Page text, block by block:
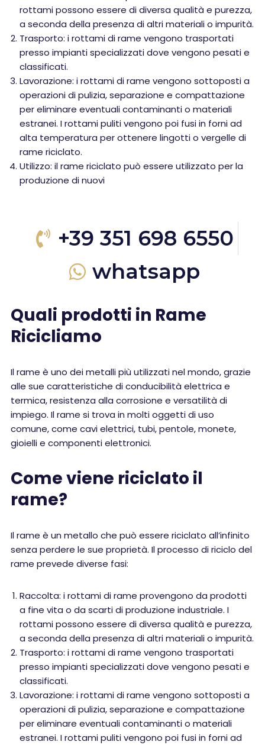
rottami possono essere di diversa qualità e purezza,
a seconda della presenza di altri materiali o impurità.
Trasporto: i rottami di rame vengono trasportati
presso impianti specializzati dove vengono pesati e
classificati.
Lavorazione: i rottami di rame vengono sottoposti a
operazioni di pulizia, separazione e compattazione
per eliminare eventuali contaminanti o materiali
estranei. I rottami puliti vengono poi fusi in forni ad
alta temperatura per ottenere lingotti o vergelle di
rame riciclato.
Utilizzo: il rame riciclato può essere utilizzato per la
produzione di nuovi
+39 351 698 6550
whatsapp
Quali prodotti in Rame
Ricicliamo
Il rame è uno dei metalli più utilizzati nel mondo, grazie
alle sue caratteristiche di conducibilità elettrica e
termica, resistenza alla corrosione e versatilità di
impiego. Il rame si trova in molti oggetti di uso
comune, come cavi elettrici, tubi, pentole, monete,
gioielli e componenti elettronici.
Come viene riciclato il
rame?
Il rame è un metallo che può essere riciclato all’infinito
senza perdere le sue proprietà. Il processo di riciclo del
rame prevede diverse fasi:
Raccolta: i rottami di rame provengono da prodotti
a fine vita o da scarti di produzione industriale. I
rottami possono essere di diversa qualità e purezza,
a seconda della presenza di altri materiali o impurità.
Trasporto: i rottami di rame vengono trasportati
presso impianti specializzati dove vengono pesati e
classificati.
Lavorazione: i rottami di rame vengono sottoposti a
operazioni di pulizia, separazione e compattazione
per eliminare eventuali contaminanti o materiali
estranei. I rottami puliti vengono poi fusi in forni ad